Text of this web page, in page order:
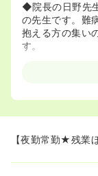
◆院長の日野先
の先生です。難
抱える方の集い
す。
【夜勤常勤★残業